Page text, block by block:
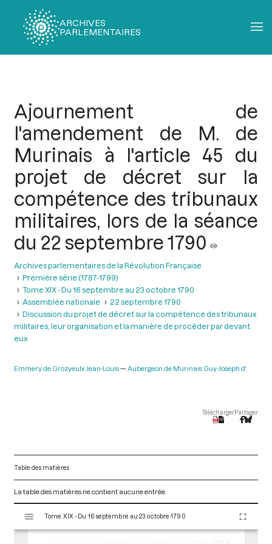
ARCHIVES
PARLEMENTAIRES
Ajournement de
l'amendement de M. de
Murinais à l'article 45 du
projet de décret sur la
compétence des tribunaux
militaires, lors de la séance
du 22 septembre 1790
Archives parlementaires de la Révolution Française
Première série (1787-1799)
Tome XIX - Du 16 septembre au 23 octobre 1790
Assemblée nationale
22 septembre 1790
Discussion du projet de décret sur la compétence des tribunaux
militaires, leur organisation et la manière de procéder par devant
eux
Emmery de Grozyeulx Jean-Louis Aubergeon de Murinais Guy-Joseph d'
TéléchargerPartager
Table des matières
La table des matières ne contient aucune entrée.
s
Tome XIX - Du 16 septembre au 23 octobre 1790